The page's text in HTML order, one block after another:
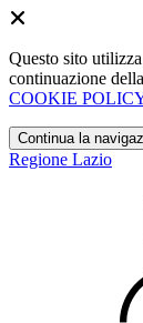
Questo sito
continuazione
COOKIE
Continua la
Regione Lazio